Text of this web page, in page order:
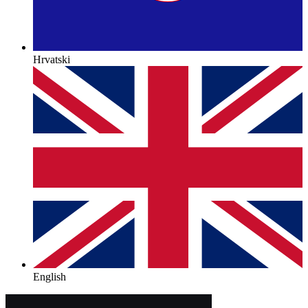
Hrvatski
English